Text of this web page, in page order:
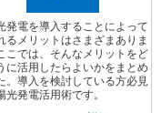
発電を導入することによって
るメリットはさまざまありま
こでは、そんなメリットをど
に活用したらよいかをまとめ
。導入を検討している方必見
光発電活用術です。